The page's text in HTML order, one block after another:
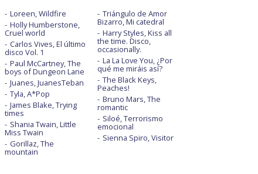
Loreen, Wildfire
Holly Humberstone,
Cruel world
Carlos Vives, El último
disco Vol. 1
Paul McCartney, The
boys of Dungeon Lane
Juanes, JuanesTeban
Tyla, A*Pop
James Blake, Trying
times
Shania Twain, Little
Miss Twain
Gorillaz, The
mountain
Triángulo de Amor
Bizarro, Mi catedral
Harry Styles, Kiss all
the time. Disco,
occasionally.
La La Love You, ¿Por
qué me miráis así?
The Black Keys,
Peaches!
Bruno Mars, The
romantic
Siloé, Terrorismo
emocional
Sienna Spiro, Visitor